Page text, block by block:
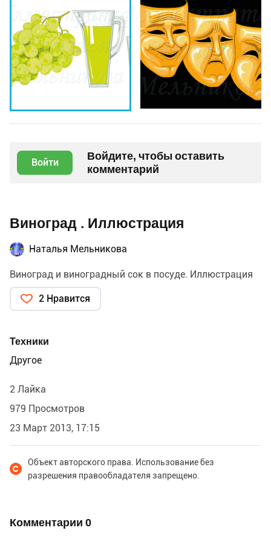
Войти
Войдите, чтобы оставить
комментарий
Виноград . Иллюстрация
Наталья Мельникова
Виноград и виноградный сок в посуде. Иллюстрация
2 Нравится
Техники
Другое
2 Лайка
979 Просмотров
23 Март 2013, 17:15
Объект авторского права. Использование без
разрешения правообладателя запрещено.
Комментарии 0